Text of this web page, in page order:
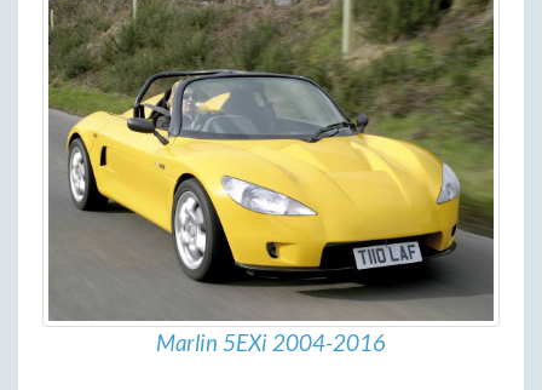
Marlin 5EXi 2004-2016